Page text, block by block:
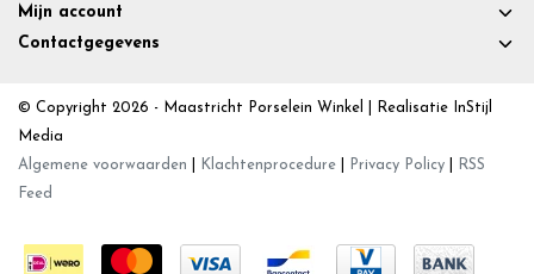
Mijn account
Contactgegevens
© Copyright 2026 - Maastricht Porselein Winkel | Realisatie InStijl
Media
Algemene voorwaarden
Klachtenprocedure Privacy Policy
RSS
Feed